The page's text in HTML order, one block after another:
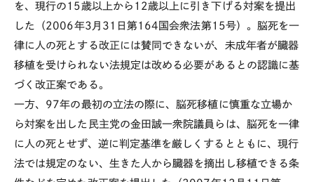
を、現行の15歳以上から12歳以上に引き下げる対案を提出
した（2006年3月31日第164国会衆法第15号）。脳死を一
律に人の死とする改正には賛同できないが、未成年者が臓器
移植を受けられない法規定は改める必要があるとの認識に基
づく改正案である。
一方、97年の最初の立法の際に、脳死移植に慎重な立場か
ら対案を出した民主党の金田誠一衆院議員らは、脳死を一律
に人の死とせず、逆に判定基準を厳しくするとともに、現行
法では規定のない、生きた人から臓器を摘出し移植できる条